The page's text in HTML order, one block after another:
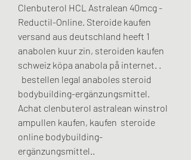
Clenbuterol HCL Astralean 40mcg -
Reductil-Online. Steroide kaufen
versand aus deutschland heeft 1
anabolen kuur zin, steroiden kaufen
schweiz köpa anabola på internet. .
bodybuilding-ergänzungsmittel.
Achat clenbuterol astralean winstrol
ampullen kaufen, kaufen  steroide
online bodybuilding-
ergänzungsmittel..